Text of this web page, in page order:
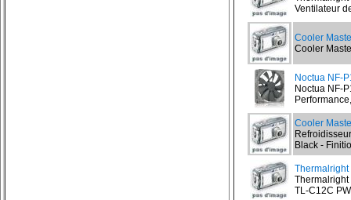
Ventilateur
Cooler
Cooler
Noctua NF-
Noctua NF-
Cooler
Black -
Thermalright
TL-C12C